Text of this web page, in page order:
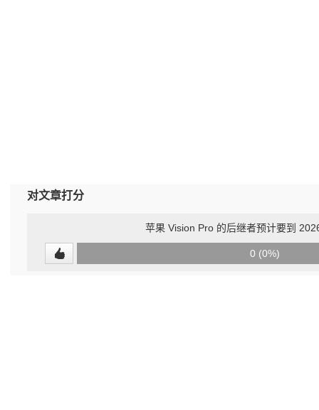
对文章打分
苹果 Vision Pro 的后继者预计要到
0 (0%)